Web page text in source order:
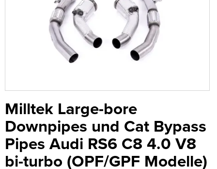
Milltek Large-bore
Downpipes und Cat Bypass
Pipes Audi RS6 C8 4.0 V8
bi-turbo (OPF/GPF Modelle)